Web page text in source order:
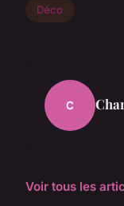
Déco
C
Voir tous les